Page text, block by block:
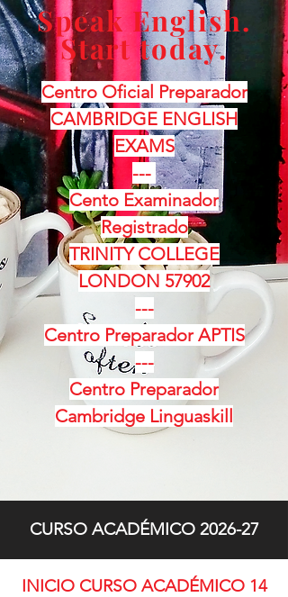
Speak English.
Start today.
Centro Oficial Preparador
CAMBRIDGE ENGLISH
EXAMS
---
Cento Examinador
Registrado
TRINITY COLLEGE
LONDON 57902
---
Centro Preparador APTIS
---
Centro Preparador
Cambridge Linguaskill
CURSO ACADÉMICO 2026-27
INICIO CURSO ACADÉMICO 14